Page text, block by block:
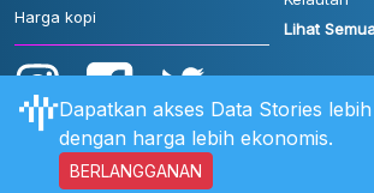
Harga kopi
Lihat
Aturan Pengguna Hubungi Kami
Dapatkan akses Data Stories
dengan harga lebih ekonomis.
BERLANGGANAN